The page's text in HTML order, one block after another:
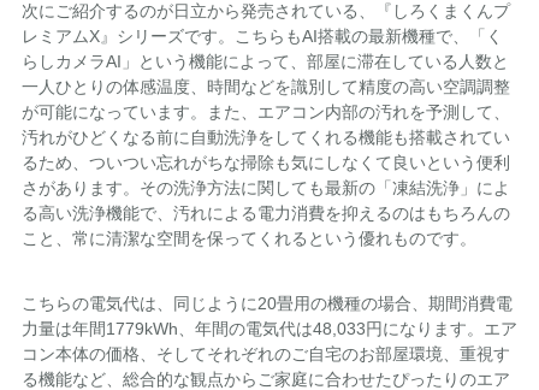
次にご紹介するのが日立から発売されている、『しろくまくんプ
レミアムX』シリーズです。こちらもAI搭載の最新機種で、「く
らしカメラAI」という機能によって、部屋に滞在している人数と
一人ひとりの体感温度、時間などを識別して精度の高い空調調整
が可能になっています。また、エアコン内部の汚れを予測して、
汚れがひどくなる前に自動洗浄をしてくれる機能も搭載されてい
るため、ついつい忘れがちな掃除も気にしなくて良いという便利
さがあります。その洗浄方法に関しても最新の「凍結洗浄」によ
る高い洗浄機能で、汚れによる電力消費を抑えるのはもちろんの
こと、常に清潔な空間を保ってくれるという優れものです。
こちらの電気代は、同じように20畳用の機種の場合、期間消費電
力量は年間1779kWh、年間の電気代は48,033円になります。エア
コン本体の価格、そしてそれぞれのご自宅のお部屋環境、重視す
る機能など、総合的な観点からご家庭に合わせたぴったりのエア